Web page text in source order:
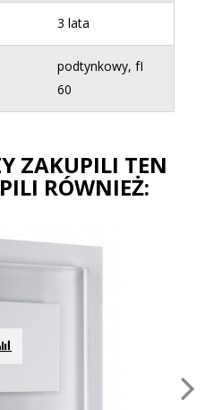
3 lata
podtynkowy, fI
60
ZAKUPILI TEN
RÓWNIEŻ: